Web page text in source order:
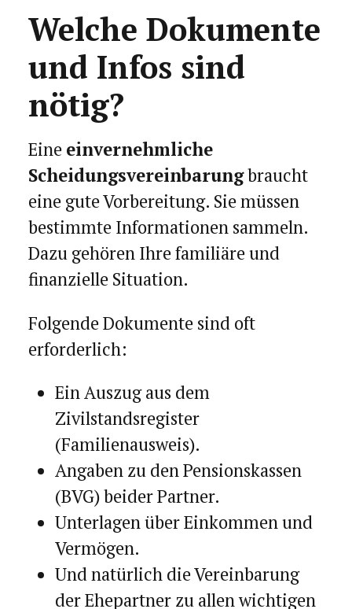
Welche Dokumente
und Infos sind
nötig?
Eine einvernehmliche
Scheidungsvereinbarungbraucht
eine gute Vorbereitung. Sie müssen
bestimmte Informationen sammeln.
Dazu gehören Ihre familiäre und
finanzielle Situation.
Folgende Dokumente sind oft
erforderlich:
Ein Auszug aus dem
Zivilstandsregister
(Familienausweis).
Angaben zu den Pensionskassen
(BVG) beider Partner.
Unterlagen über Einkommen und
Vermögen.
Und natürlich die Vereinbarung
der Ehepartner zu allen wichtigen